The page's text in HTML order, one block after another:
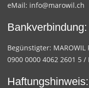
eMail: info@marowil.ch
Bankverbindung:
Begünstigter:
0900 0000 4062 2601 5 /
Haftungshinweis: